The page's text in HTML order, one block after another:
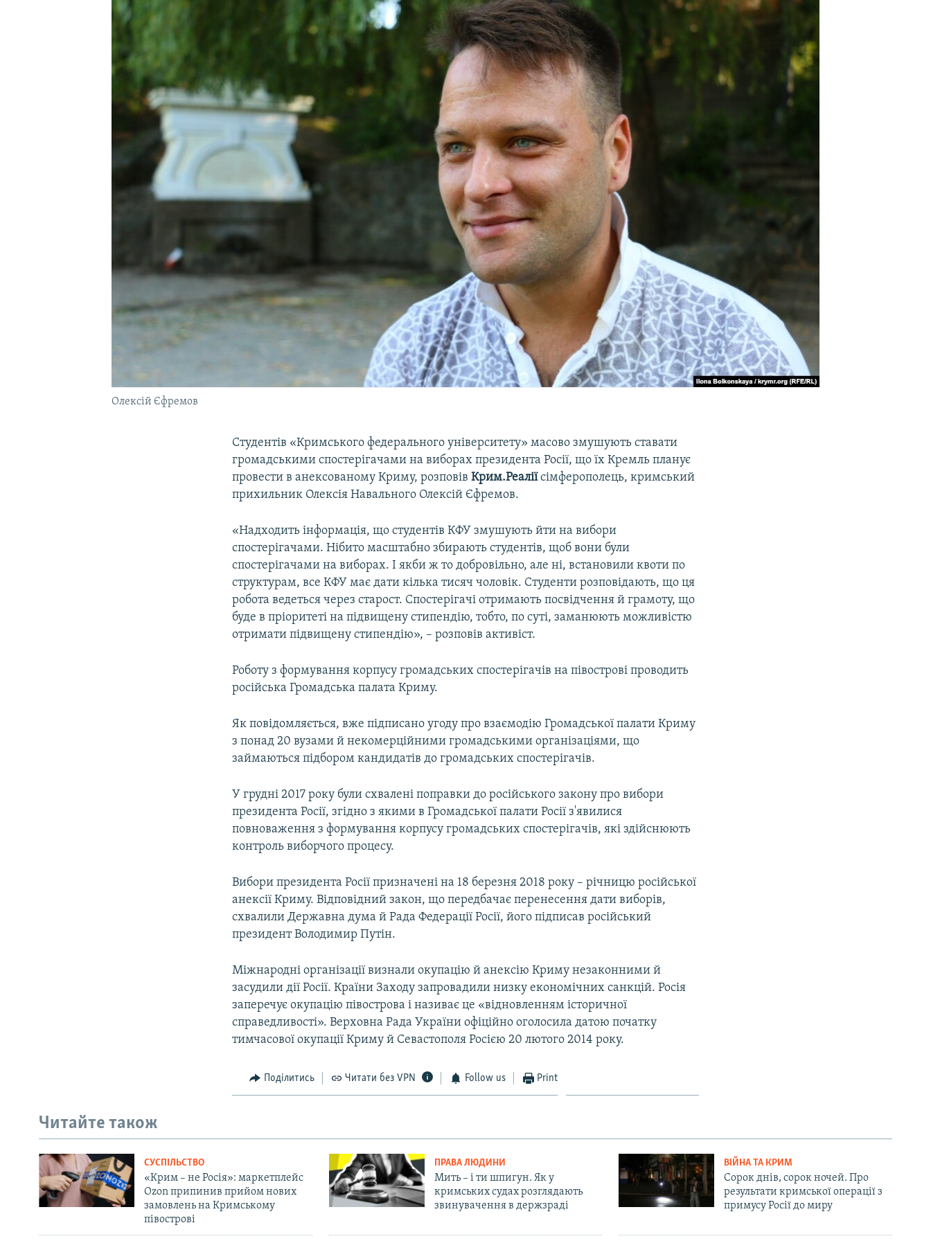
УКРАЇНСЬКА ПРОБЛЕМА КРИМУ
Олексій Єфремов
Студентів «Кримського федерального університету» масово змушують ставати
громадськими спостерігачами на виборах президента Росії, що їх Кремль планує
провести в анексованому Криму, розповівКрим.Реаліїсімферополець, кримський
прихильник Олексія Навального Олексій Єфремов.
«Надходить інформація, що студентів КФУ змушують йти на вибори
спостерігачами. Нібито масштабно збирають студентів, щоб вони були
спостерігачами на виборах. І якби ж то добровільно, але ні, встановили квоти по
структурам, все КФУ має дати кілька тисяч чоловік. Студенти розповідають, що ця
робота ведеться через старост. Спостерігачі отримають посвідчення й грамоту, що
буде в пріоритеті на підвищену стипендію, тобто, по суті, заманюють можливістю
отримати підвищену стипендію», – розповів активіст.
Роботу з формування корпусу громадських спостерігачів на півострові проводить
російська Громадська палата Криму.
Як повідомляється, вже підписано угоду про взаємодію Громадської палати Криму
з понад 20 вузами й некомерційними громадськими організаціями, що
займаються підбором кандидатів до громадських спостерігачів.
У грудні 2017 року були схвалені поправки до російського закону про вибори
президента Росії, згідно з якими в Громадської палати Росії з'явилися
повноваження з формування корпусу громадських спостерігачів, які здійснюють
контроль виборчого процесу.
Вибори президента Росії призначені на 18 березня 2018 року – річницю російської
анексії Криму. Відповідний закон, що передбачає перенесення дати виборів,
схвалили Державна дума й Рада Федерації Росії, його підписав російський
президент Володимир Путін.
Міжнародні організації визнали окупацію й анексію Криму незаконними й
засудили дії Росії. Країни Заходу запровадили низку економічних санкцій. Росія
заперечує окупацію півострова і називає це «відновленням історичної
справедливості». Верховна Рада України офіційно оголосила датою початку
тимчасової окупації Криму й Севастополя Росією 20 лютого 2014 року.
Поділитись Читати без VPN Follow us Print
Читайте також
СУСПІЛЬСТВО
«Крим – не Росія»: маркетплейс
Ozon припинив прийом нових
замовлень на Кримському
півострові
ПРАВА ЛЮДИНИ
Мить – і ти шпигун. Як у
кримських судах розглядають
звинувачення в держзраді
ВІЙНА ТА КРИМ
Сорок днів, сорок ночей. Про
результати кримської операції з
примусу Росії до миру